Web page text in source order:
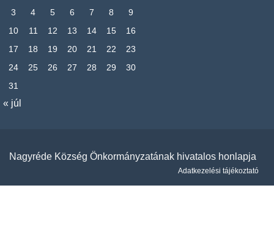
3
4 5 6 7 8
9
10
11 12 13 14 15
16
17
18 19 20 21 22
23
24
25 26 27 28 29
30
31
« júl
Nagyréde Község Önkormányzatának hivatalos honlapja
Adatkezelési tájékoztató